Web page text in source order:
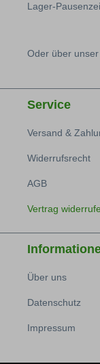
Lager-
Oder über unser
Service
Versand &
Widerrufsrecht
AGB
Vertrag
Über uns
Datenschutz
Impressum